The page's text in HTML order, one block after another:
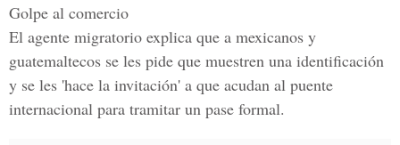
Golpe al comercio
El agente migratorio explica que a mexicanos y
guatemaltecos se les pide que muestren una identificación
y se les 'hace la invitación' a que acudan al puente
internacional para tramitar un pase formal.